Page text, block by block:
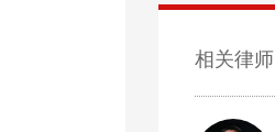
相关律师